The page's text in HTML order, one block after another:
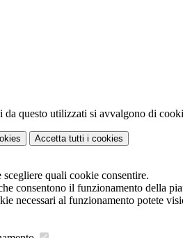
da questo utilizzati si avvalgono di
Accetta tutti i cookies
scegliere quali cookie consentire.
consentono il funzionamento della
necessari al funzionamento potete